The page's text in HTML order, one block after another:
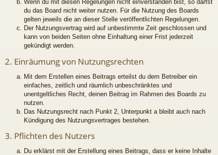
Wenn du mit diesen Regelungen nicht einverstanden bist, so darfst
du das Board nicht weiter nutzen. Für die Nutzung des Boards
gelten jeweils die an dieser Stelle veröffentlichten Regelungen.
Der Nutzungsvertrag wird auf unbestimmte Zeit geschlossen und
kann von beiden Seiten ohne Einhaltung einer Frist jederzeit
gekündigt werden.
2. Einräumung von Nutzungsrechten
Mit dem Erstellen eines Beitrags erteilst du dem Betreiber ein
einfaches, zeitlich und räumlich unbeschränktes und
unentgeltliches Recht, deinen Beitrag im Rahmen des Boards zu
nutzen.
Das Nutzungsrecht nach Punkt 2, Unterpunkt a bleibt auch nach
Kündigung des Nutzungsvertrages bestehen.
3. Pflichten des Nutzers
Du erklärst mit der Erstellung eines Beitrags, dass er keine Inhalte